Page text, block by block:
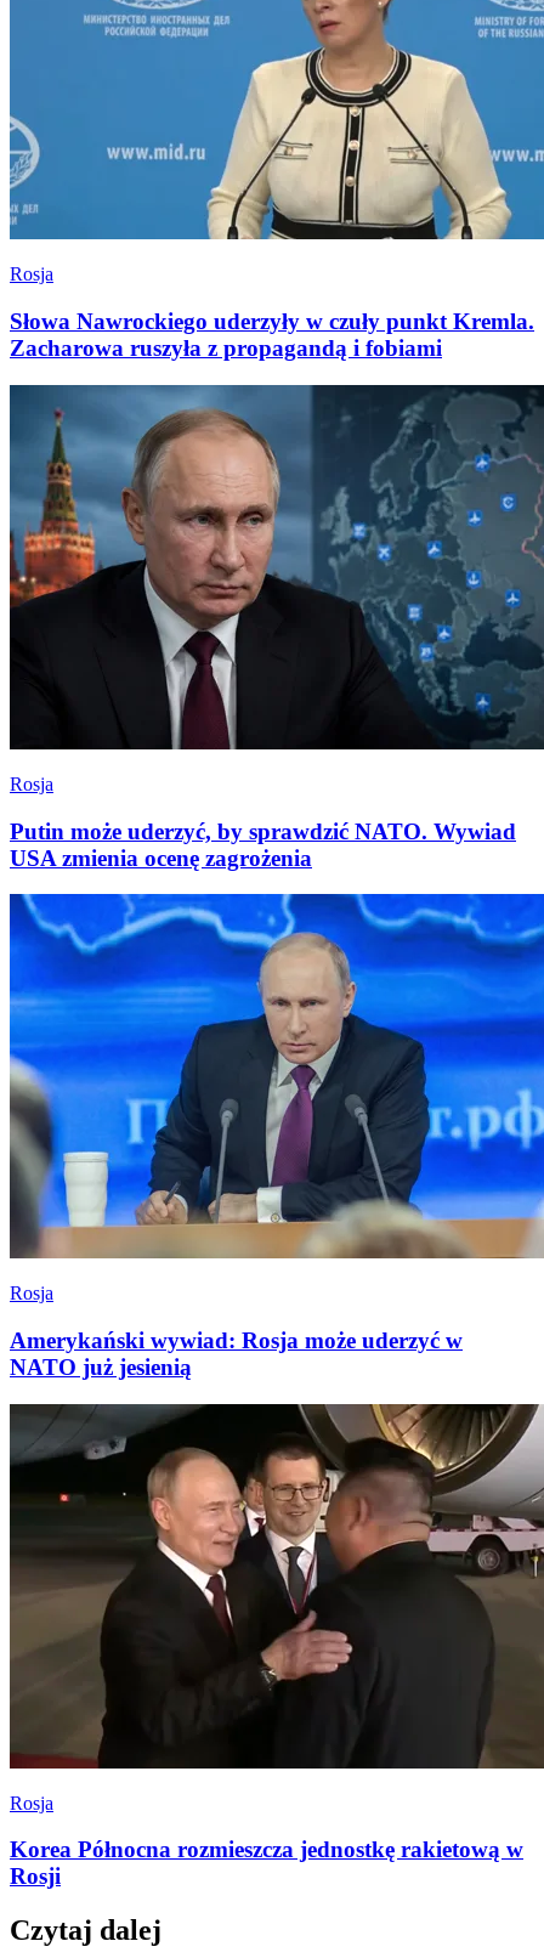
Rosja
Słowa Nawrockiego uderzyły w czuły punkt Kremla.
Zacharowa ruszyła z propagandą i fobiami
Rosja
Putin może uderzyć, by sprawdzić NATO. Wywiad
USA zmienia ocenę zagrożenia
Rosja
Amerykański wywiad: Rosja może uderzyć w
NATO już jesienią
Rosja
Korea Północna rozmieszcza jednostkę rakietową w
Rosji
Czytaj dalej